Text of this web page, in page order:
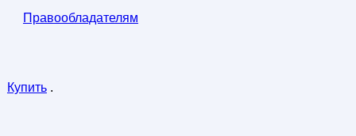
Правообладателям
Купить.